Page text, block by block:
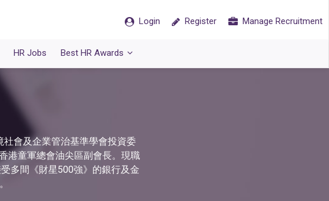
Login Register Manage Recruitment
HR Jobs Best HR Awards
會及企業管治基準學會投資委
港童軍總會油尖區副會長。現職
多間《財星500強》的銀行及金